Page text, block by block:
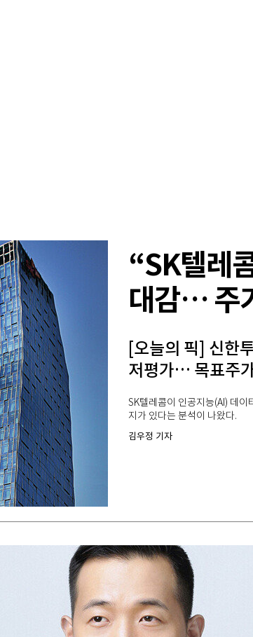
“SK텔레
대감… 주
[오늘의 픽] 신한
저평가… 목표주
SK텔레콤이 인공지능(AI) 데
지가 있다는 분석이 나왔다.
김우정 기자